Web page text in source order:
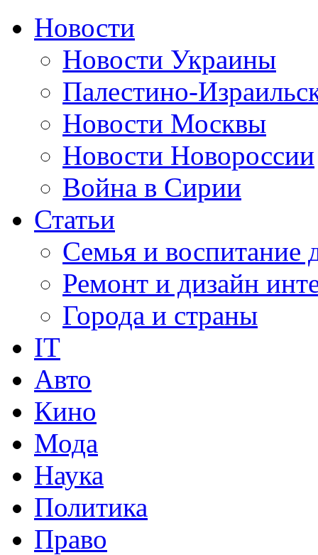
Новости
Новости Украины
Палестино-
Новости Москвы
Новости Новороссии
Война в Сирии
Статьи
Семья и воспитание
Ремонт и дизайн
Города и страны
IT
Авто
Кино
Мода
Наука
Политика
Право